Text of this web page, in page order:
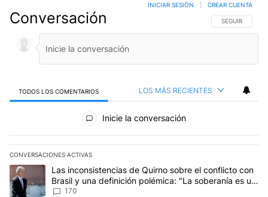
Conversación SIGA ESTA
SEGUIR
INICIAR SESIÓN CREAR CUENTA
TODOS LOS COMENTARIOS LOS MÁS RECIENTES
Todos los comentarios
Inicie la conversación
CONVERSACIONES ACTIVAS
Este listado muestra los artículos con más comentarios en los
Un artículo de tendencia con el título "Las inconsistencias de
Las inconsistencias de Quirno sobre el conflicto con
Brasil y una definición polémica: "La soberanía es un
concepto antiguo"
170